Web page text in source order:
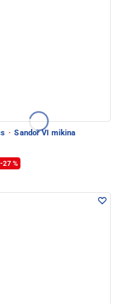
· Sandor VI mikina
-27 %